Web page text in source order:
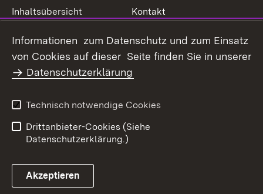
Inhaltsübersicht
Kontakt
Barrierefreiheit
Benutzungshinweise
Impressum
Informationen zum Datenschutz und zum Einsatz
von Cookies auf dieser Seite finden Sie in unserer
Datenschutzerklärung
Technisch notwendige Cookies
Drittanbieter-Cookies (Siehe
Datenschutzerklärung.)
Akzeptieren